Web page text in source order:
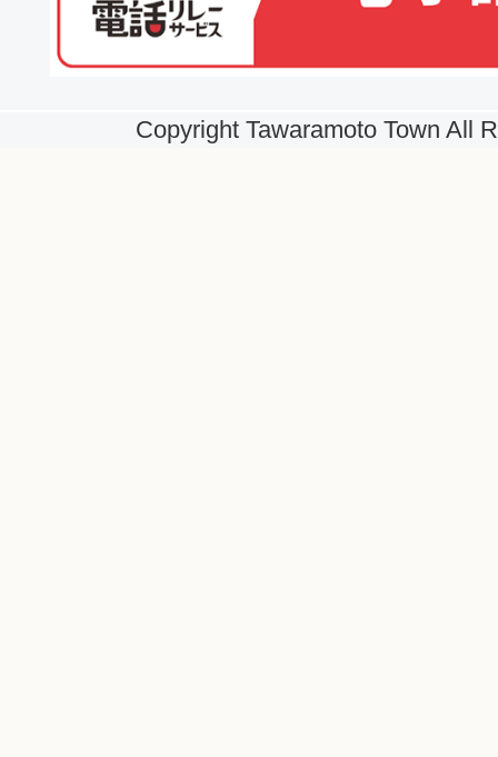
Copyright Tawaramoto Town All